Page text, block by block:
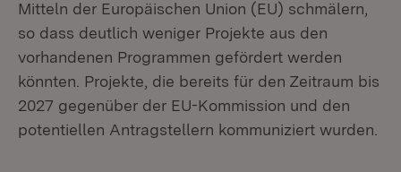
Mitteln der Europäischen Union (EU) schmälern,
so dass deutlich weniger Projekte aus den
vorhandenen Programmen gefördert werden
könnten. Projekte, die bereits für den Zeitraum bis
2027 gegenüber der EU-Kommission und den
potentiellen Antragstellern kommuniziert wurden.